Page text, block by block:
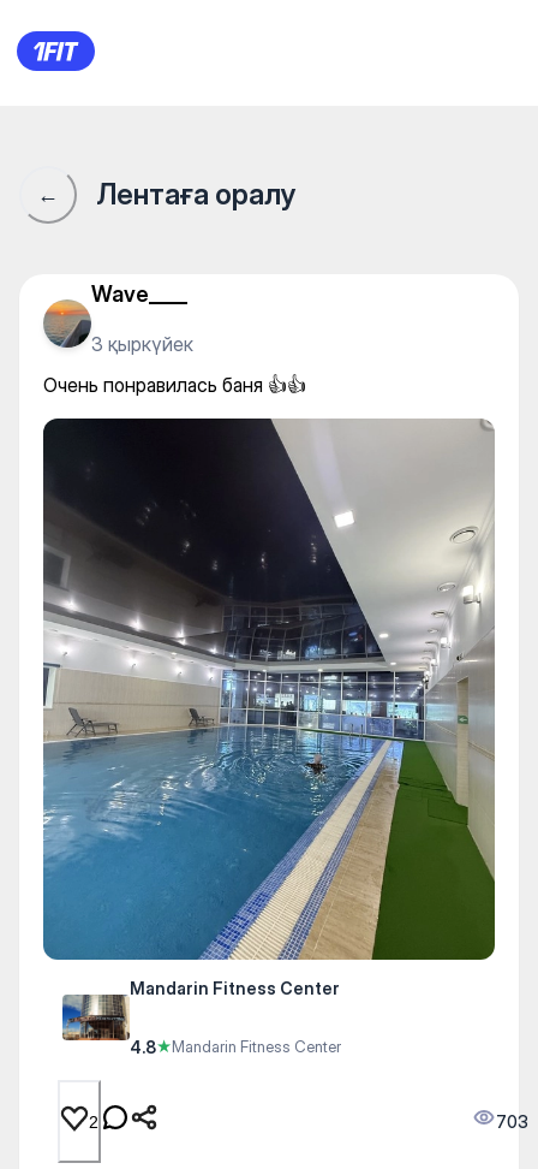
Mandarin Fitness Center —
← Лентаға оралу
Wave____
3 қыркүйек
Очень понравилась баня 👍👍
Mandarin Fitness Center
4.8★Mandarin Fitness Center
2 703